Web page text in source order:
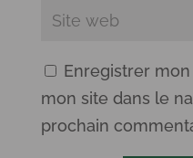
Enregistrer
mon site dans le
prochain